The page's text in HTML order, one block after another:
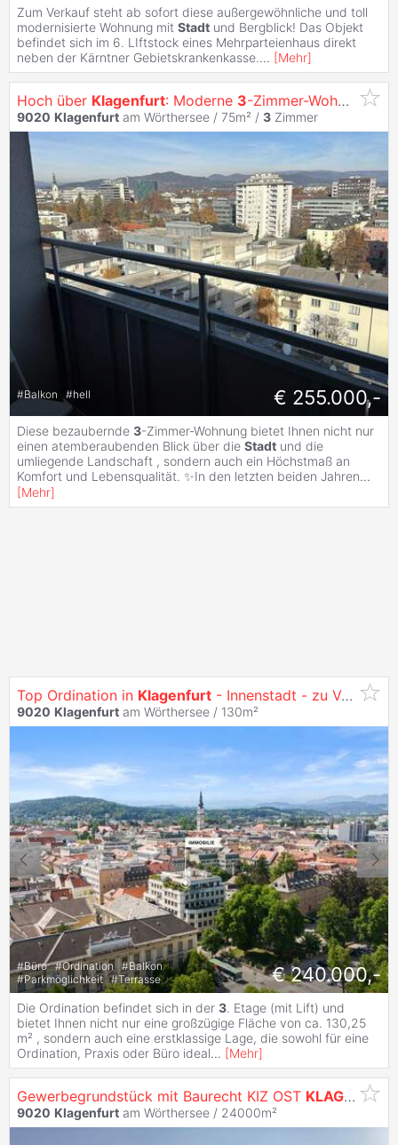
Zum Verkauf steht ab sofort diese außergewöhnliche und toll
modernisierte Wohnung mit Stadt und Bergblick! Das Objekt
befindet sich im 6. LIftstock eines Mehrparteienhaus direkt
neben der Kärntner Gebietskrankenkasse.... [Mehr]
Hoch über Klagenfurt: Moderne 3-Zimmer-Wohnung mit Loggia
9020 Klagenfurt am Wörthersee / 75m² / 3 Zimmer
#Balkon #hell € 255.000,-
Diese bezaubernde 3-Zimmer-Wohnung bietet Ihnen nicht nur
einen atemberaubenden Blick über die Stadt und die
umliegende Landschaft , sondern auch ein Höchstmaß an
Komfort und Lebensqualität. ✨In den letzten beiden Jahren...
[Mehr]
Top Ordination in Klagenfurt - Innenstadt - zu Verkaufen!
9020 Klagenfurt am Wörthersee / 130m²
#Büro #Ordination #Balkon
#Parkmöglichkeit #Terrasse € 240.000,-
Die Ordination befindet sich in der 3. Etage (mit Lift) und
bietet Ihnen nicht nur eine großzügige Fläche von ca. 130,25
m² , sondern auch eine erstklassige Lage, die sowohl für eine
Ordination, Praxis oder Büro ideal... [Mehr]
Gewerbegrundstück mit Baurecht KIZ OST KLAGENFURT
9020 Klagenfurt am Wörthersee / 24000m²